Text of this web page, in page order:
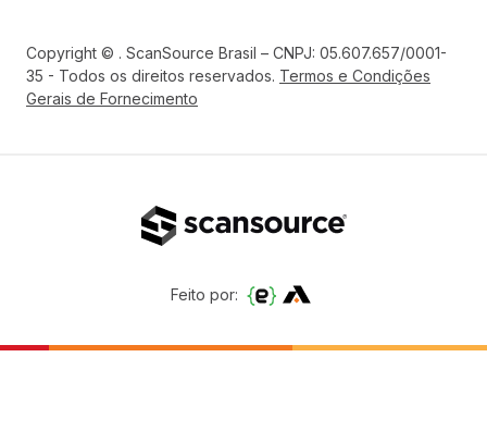
Copyright © . ScanSource Brasil – CNPJ: 05.607.657/0001-
35 - Todos os direitos reservados. Termos e Condições
Gerais de Fornecimento
Feito por: